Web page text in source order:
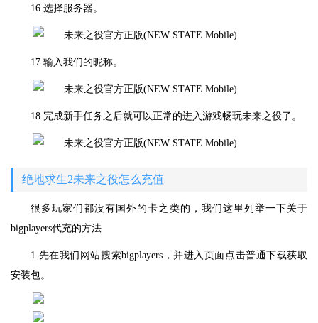
16.选择服务器。
17.输入我们的昵称。
18.完成新手任务之后就可以正常的进入游戏畅玩未来之役了。
绝地求生2未来之役怎么充值
很多玩家们都没有国外的卡之类的，我们这里列举一下关于
bigplayers代充的方法
1.先在我们网站搜索bigplayers，并进入页面点击普通下载获取
安装包。